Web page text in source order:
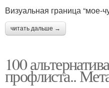
Визуальная граница “мое-
читать дальше →
100
профлиста..